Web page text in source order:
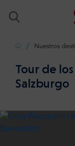
InicioNuestros
Tour de
Salzburgo